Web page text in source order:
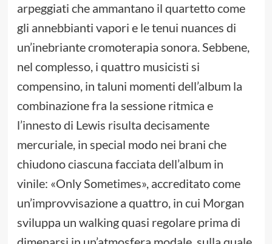
arpeggiati che ammantano il quartetto come
gli annebbianti vapori e le tenui nuances di
un’inebriante cromoterapia sonora. Sebbene,
nel complesso, i quattro musicisti si
compensino, in taluni momenti dell’album la
combinazione fra la sessione ritmica e
l’innesto di Lewis risulta decisamente
mercuriale, in special modo nei brani che
chiudono ciascuna facciata dell’album in
vinile: «Only Sometimes», accreditato come
un’improvvisazione a quattro, in cui Morgan
sviluppa un walking quasi regolare prima di